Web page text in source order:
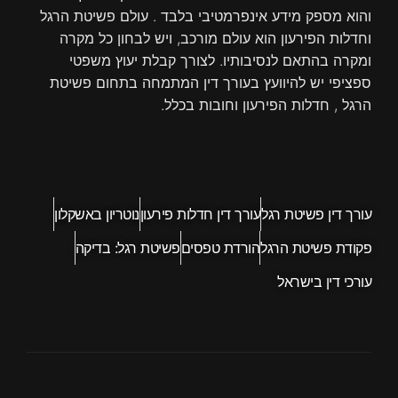
והוא מספק מידע אינפרמטיבי בלבד . עולם פשיטת הרגל
וחדלות הפירעון הוא עולם מורכב, ויש לבחון כל מקרה
ומקרה בהתאם לנסיבותיו. לצורך קבלת יעוץ משפטי
ספציפי יש להיוועץ בעורך דין המתמחה בתחום פשיטת
הרגל , חדלות הפירעון וחובות בכלל.
עורך דין פשיטת רגלעורך דין חדלות פירעוןנוטריון באשקלון
פקודת פשיטת הרגלהורדת טפסיםפשיטת רגל: בדיקה
עורכי דין בישראל